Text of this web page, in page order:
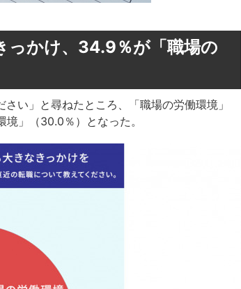
っかけ、34.9％が「職場の
い」と尋ねたところ、「職場の労働環境」
」（30.0％）となった。